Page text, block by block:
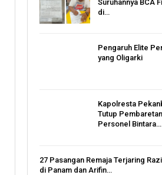
Suruhannya BCA
di…
Pengaruh Elite
yang Oligarki
Kapolresta
Tutup Pembaretan
Personel Bintara…
27 Pasangan Remaja Terjaring
di Panam dan Arifin…